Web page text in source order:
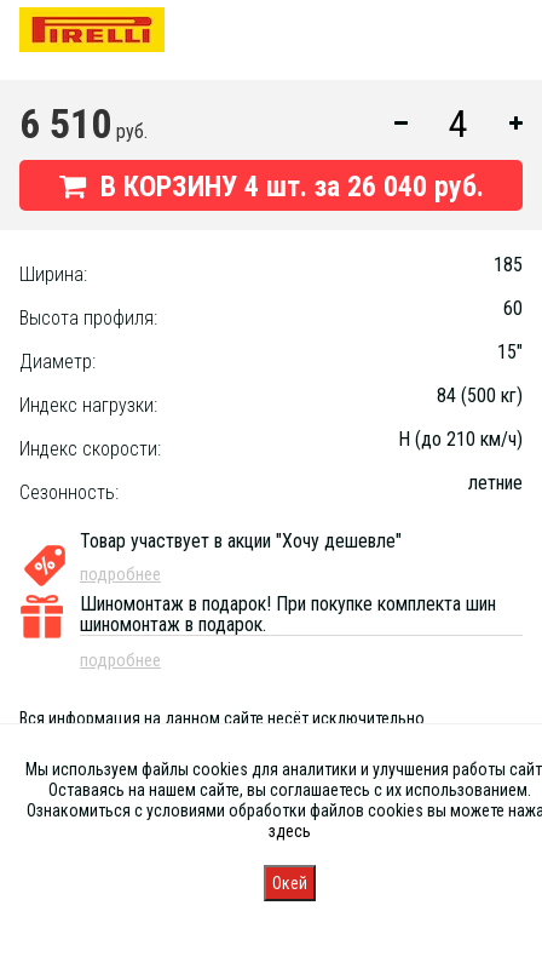
6 510 руб.
В КОРЗИНУ 4 шт. за 26 040 руб.
Ширина: 185
Высота профиля: 60
Диаметр: 15"
Индекс нагрузки: 84 (500 кг)
Индекс скорости: H (до 210 км/ч)
Сезонность: летние
Товар участвует в акции "Хочу дешевле"
подробнее
Шиномонтаж в подарок! При покупке комплекта шин
шиномонтаж в подарок.
подробнее
Вся информация на данном сайте несёт исключительно
публичной офертой, определяемой положениями Статьи 437 (2) ГК
РФ
Запись
Мы используем файлы cookies для аналитики и улучшения работы
Оставаясь на нашем сайте, вы соглашаетесь с их использованием.
Ознакомиться с условиями обработки файлов cookies вы можете
здесь
Окей